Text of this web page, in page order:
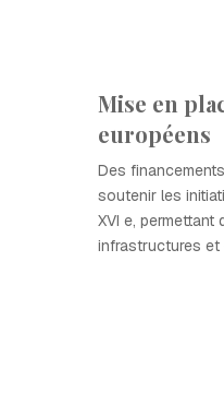
Mise en
européens
Des
soutenir les
XVI e,
infrastructures et